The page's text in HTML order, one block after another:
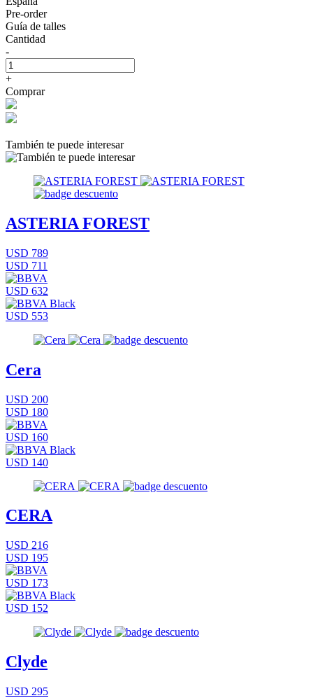
Pre-order
Guía de talles
Cantidad
-
+
Comprar
También te puede interesar
ASTERIA FOREST
USD 789
USD 711
USD 632
USD 553
Cera
USD 200
USD 180
USD 160
USD 140
CERA
USD 216
USD 195
USD 173
USD 152
Clyde
USD 295